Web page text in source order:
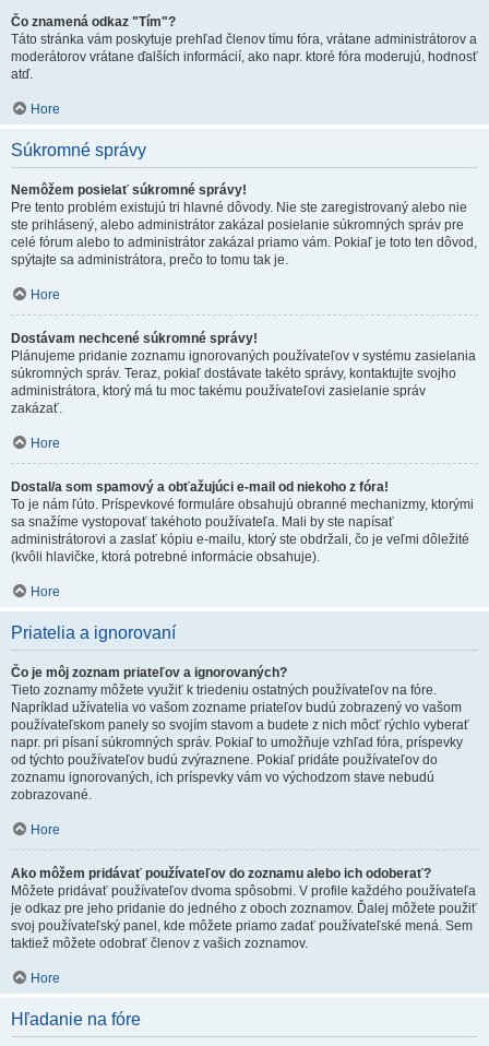
Čo znamená odkaz "Tím"?
Táto stránka vám poskytuje prehľad členov tímu fóra, vrátane administrátorov a
moderátorov vrátane ďalších informácií, ako napr. ktoré fóra moderujú, hodnosť
atď.
Hore
Súkromné správy
Nemôžem posielať súkromné správy!
Pre tento problém existujú tri hlavné dôvody. Nie ste zaregistrovaný alebo nie
ste prihlásený, alebo administrátor zakázal posielanie súkromných správ pre
celé fórum alebo to administrátor zakázal priamo vám. Pokiaľ je toto ten dôvod,
spýtajte sa administrátora, prečo to tomu tak je.
Hore
Dostávam nechcené súkromné správy!
Plánujeme pridanie zoznamu ignorovaných používateľov v systému zasielania
súkromných správ. Teraz, pokiaľ dostávate takéto správy, kontaktujte svojho
administrátora, ktorý má tu moc takému používateľovi zasielanie správ
zakázať.
Hore
Dostal/a som spamový a obťažujúci e-mail od niekoho z fóra!
To je nám ľúto. Príspevkové formuláre obsahujú obranné mechanizmy, ktorými
sa snažíme vystopovať takéhoto používateľa. Mali by ste napísať
administrátorovi a zaslať kópiu e-mailu, ktorý ste obdržali, čo je veľmi dôležité
(kvôli hlavičke, ktorá potrebné informácie obsahuje).
Hore
Priatelia a ignorovaní
Čo je môj zoznam priateľov a ignorovaných?
Tieto zoznamy môžete využiť k triedeniu ostatných používateľov na fóre.
Napríklad užívatelia vo vašom zozname priateľov budú zobrazený vo vašom
používateľskom panely so svojím stavom a budete z nich môcť rýchlo vyberať
napr. pri písaní súkromných správ. Pokiaľ to umožňuje vzhľad fóra, príspevky
od týchto používateľov budú zvýraznene. Pokiaľ pridáte používateľov do
zoznamu ignorovaných, ich príspevky vám vo východzom stave nebudú
zobrazované.
Hore
Ako môžem pridávať používateľov do zoznamu alebo ich odoberať?
Môžete pridávať používateľov dvoma spôsobmi. V profile každého používateľa
je odkaz pre jeho pridanie do jedného z oboch zoznamov. Ďalej môžete použiť
svoj používateľský panel, kde môžete priamo zadať používateľské mená. Sem
taktiež môžete odobrať členov z vašich zoznamov.
Hore
Hľadanie na fóre